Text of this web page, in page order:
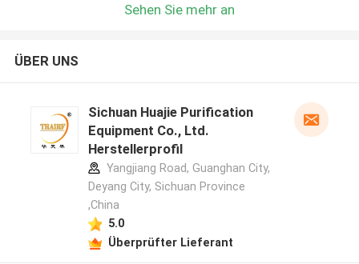
Sehen Sie mehr an
ÜBER UNS
Sichuan Huajie Purification
Equipment Co., Ltd.
Herstellerprofil
Yangjiang Road, Guanghan City,
Deyang City, Sichuan Province
,China
5.0
Überprüfter Lieferant